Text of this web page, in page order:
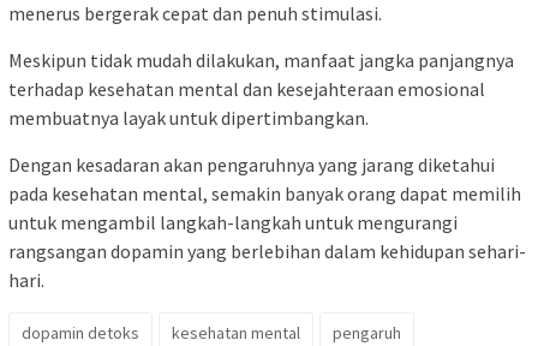
menerus bergerak cepat dan penuh stimulasi.
Meskipun tidak mudah dilakukan, manfaat jangka panjangnya
terhadap kesehatan mental dan kesejahteraan emosional
membuatnya layak untuk dipertimbangkan.
Dengan kesadaran akan pengaruhnya yang jarang diketahui
pada kesehatan mental, semakin banyak orang dapat memilih
untuk mengambil langkah-langkah untuk mengurangi
rangsangan dopamin yang berlebihan dalam kehidupan sehari-
hari.
dopamin detoks kesehatan mental pengaruh